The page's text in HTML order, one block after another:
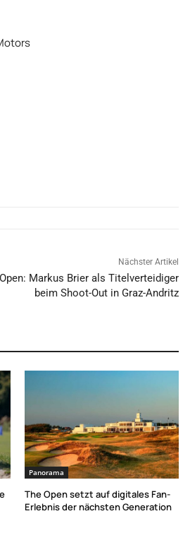
Nächster Artikel
Markus Brier als Titelverteidiger
beim Shoot-Out in Graz-Andritz
Panorama
The Open setzt auf digitales Fan-
Erlebnis der nächsten Generation